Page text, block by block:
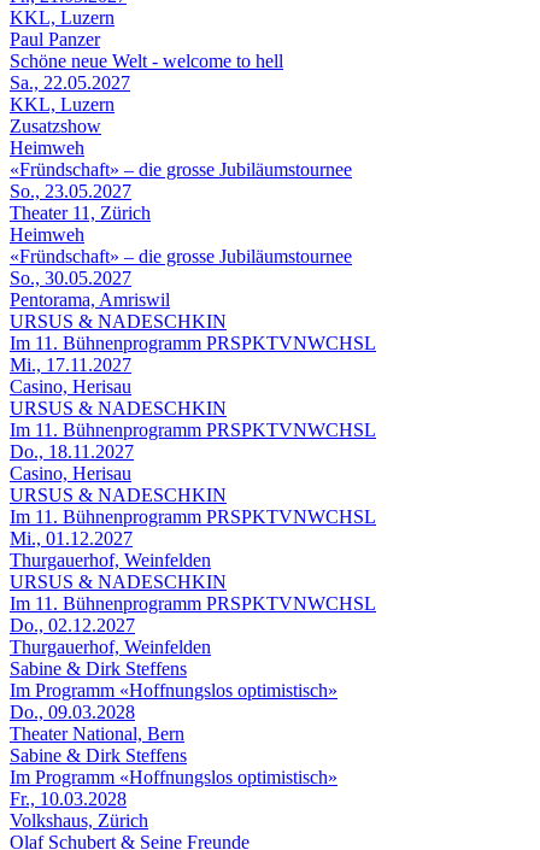
KKL, Luzern
Paul Panzer
Schöne neue Welt - welcome to hell
Sa., 22.05.2027
KKL, Luzern
Zusatzshow
Heimweh
«Fründschaft» – die grosse Jubiläumstournee
So., 23.05.2027
Theater 11, Zürich
Heimweh
«Fründschaft» – die grosse Jubiläumstournee
So., 30.05.2027
Pentorama, Amriswil
URSUS & NADESCHKIN
Im 11. Bühnenprogramm PRSPKTVNWCHSL
Mi., 17.11.2027
Casino, Herisau
URSUS & NADESCHKIN
Im 11. Bühnenprogramm PRSPKTVNWCHSL
Do., 18.11.2027
Casino, Herisau
URSUS & NADESCHKIN
Im 11. Bühnenprogramm PRSPKTVNWCHSL
Mi., 01.12.2027
Thurgauerhof, Weinfelden
URSUS & NADESCHKIN
Im 11. Bühnenprogramm PRSPKTVNWCHSL
Do., 02.12.2027
Thurgauerhof, Weinfelden
Sabine & Dirk Steffens
Im Programm «Hoffnungslos optimistisch»
Do., 09.03.2028
Theater National, Bern
Sabine & Dirk Steffens
Im Programm «Hoffnungslos optimistisch»
Fr., 10.03.2028
Volkshaus, Zürich
Olaf Schubert & Seine Freunde